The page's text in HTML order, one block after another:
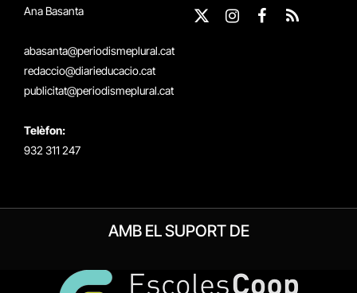
Ana Basanta
abasanta@periodismeplural.cat
redaccio@diarieducacio.cat
publicitat@periodismeplural.cat
Telèfon:
932 311 247
X
InstagramFacebook
RSS
AMB EL SUPORT DE